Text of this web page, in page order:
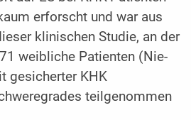
erforscht und war aus
klinischen Studie, an der
weibliche Patienten (Nie-
gesicherter KHK
teilgenommen